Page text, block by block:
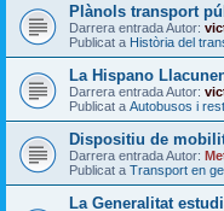
Plànols transport
Darrera entrada Autor:
Publicat a Història del
La Hispano
Darrera entrada Autor:
Publicat a Autobusos i
Dispositiu de
Darrera entrada Autor:
Publicat a Transport en
La Generalitat